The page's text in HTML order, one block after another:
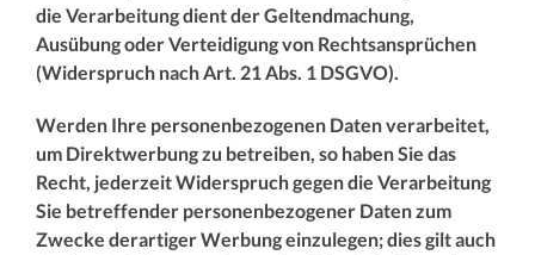
die Verarbeitung dient der Geltendmachung,
Ausübung oder Verteidigung von Rechtsansprüchen
(Widerspruch nach Art. 21 Abs. 1 DSGVO).
Werden Ihre personenbezogenen Daten verarbeitet,
um Direktwerbung zu betreiben, so haben Sie das
Recht, jederzeit Widerspruch gegen die Verarbeitung
Sie betreffender personenbezogener Daten zum
Zwecke derartiger Werbung einzulegen; dies gilt auch